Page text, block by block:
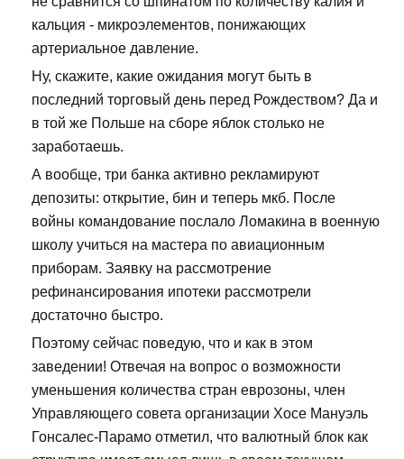
кальция - микроэлементов, понижающих
артериальное давление.
Ну, скажите, какие ожидания могут быть в
последний торговый день перед Рождеством? Да и
в той же Польше на сборе яблок столько не
заработаешь.
А вообще, три банка активно рекламируют
депозиты: открытие, бин и теперь мкб. После
войны командование послало Ломакина в военную
школу учиться на мастера по авиационным
приборам. Заявку на рассмотрение
рефинансирования ипотеки рассмотрели
достаточно быстро.
Поэтому сейчас поведую, что и как в этом
заведении! Отвечая на вопрос о возможности
уменьшения количества стран еврозоны, член
Управляющего совета организации Хосе Мануэль
Гонсалес-Парамо отметил, что валютный блок как